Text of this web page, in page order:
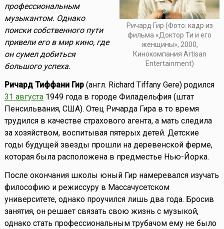
Ричард Гир (Фото: кадр из
фильма «Доктор Ти и его
женщины», 2000,
Кинокомпания Artisan
Entertainment)
профессиональным
музыкантом. Однако
поиски собственного пути
привели его в мир кино, где
он сумел добиться
большого успеха.
Ричард Тиффани Гир(англ. Richard Tiffany Gere) родился
31 августа1949 года в городе Филадельфия (штат
Пенсильвания, США). Отец Ричарда Гира в то время
трудился в качестве страхового агента, а мать следила
за хозяйством, воспитывая пятерых детей. Детские
годы будущей звезды прошли на деревенской ферме,
которая была расположена в предместье Нью-Йорка.
После окончания школы юный Гир намеревался изучать
философию и режиссуру в Массачусетском
университете, однако проучился лишь два года. Бросив
занятия, он решает связать свою жизнь с музыкой,
однако стать профессиональным трубачом ему не было